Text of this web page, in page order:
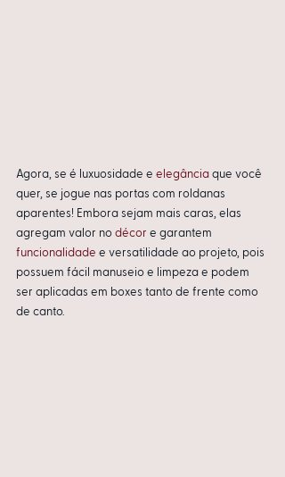
Agora, se é luxuosidade e elegância que você
quer, se jogue nas portas com roldanas
aparentes! Embora sejam mais caras, elas
agregam valor no décor e garantem
funcionalidade e versatilidade ao projeto, pois
possuem fácil manuseio e limpeza e podem
ser aplicadas em boxes tanto de frente como
de canto.